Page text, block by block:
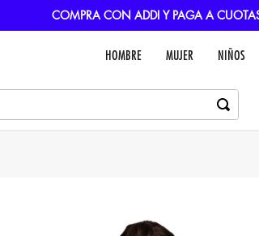
COMPRA CON ADDI Y PAGA A
HOMBRE MUJER NIÑOS